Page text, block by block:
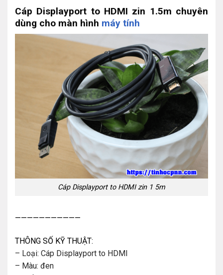
Cáp Displayport to HDMI zin 1.5m chuyên
dùng cho màn hình máy tính
Cáp Displayport to HDMI zin 1 5m
———————————
THÔNG SỐ KỸ THUẬT:
– Loại: Cáp Displayport to HDMI
– Màu: đen